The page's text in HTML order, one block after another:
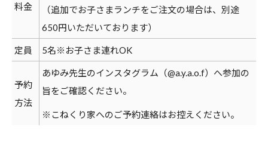
料金
（追加でお子さまランチをご注文の場合は、別途
650円いただいております）
定員 5名※お子さま連れOK
予約
方法
あゆみ先生のインスタグラム（@a.y.a.o.f）へ参加の
旨をご確認ください。
※こねくり家へのご予約連絡はお控えください。